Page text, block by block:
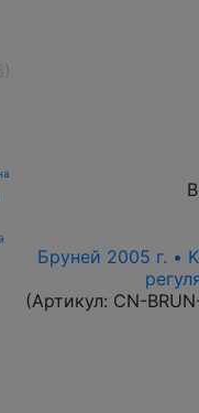
Бруней 2005 г. •
(Артикул: CN-